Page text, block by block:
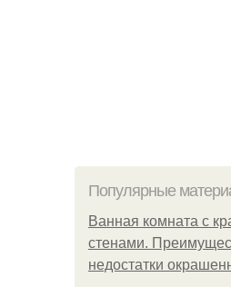
Популярные
Ванная комната с
стенами.
недостатки